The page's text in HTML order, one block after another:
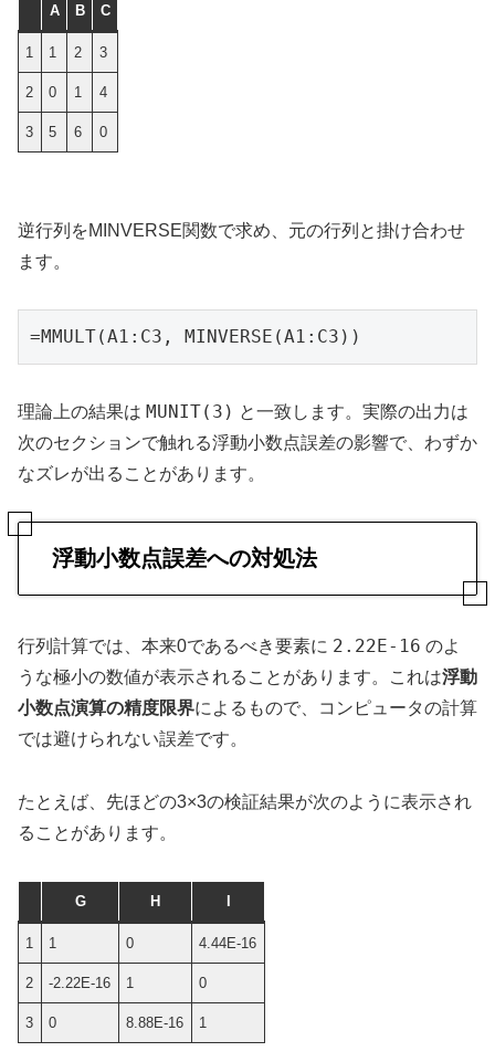
A B C
1 1 2 3
2 0 1 4
3 5 6 0
逆行列をMINVERSE関数で求め、元の行列と掛け合わせ
ます。
=MMULT(A1:C3, MINVERSE(A1:C3))
理論上の結果は MUNIT(3) と一致します。実際の出力は
次のセクションで触れる浮動小数点誤差の影響で、わずか
なズレが出ることがあります。
浮動小数点誤差への対処法
行列計算では、本来0であるべき要素に 2.22E-16 のよ
うな極小の数値が表示されることがあります。これは浮動
小数点演算の精度限界によるもので、コンピュータの計算
では避けられない誤差です。
たとえば、先ほどの3×3の検証結果が次のように表示され
ることがあります。
G H I
1 1 0 4.44E-16
2 -2.22E-16 1 0
3 0 8.88E-16 1